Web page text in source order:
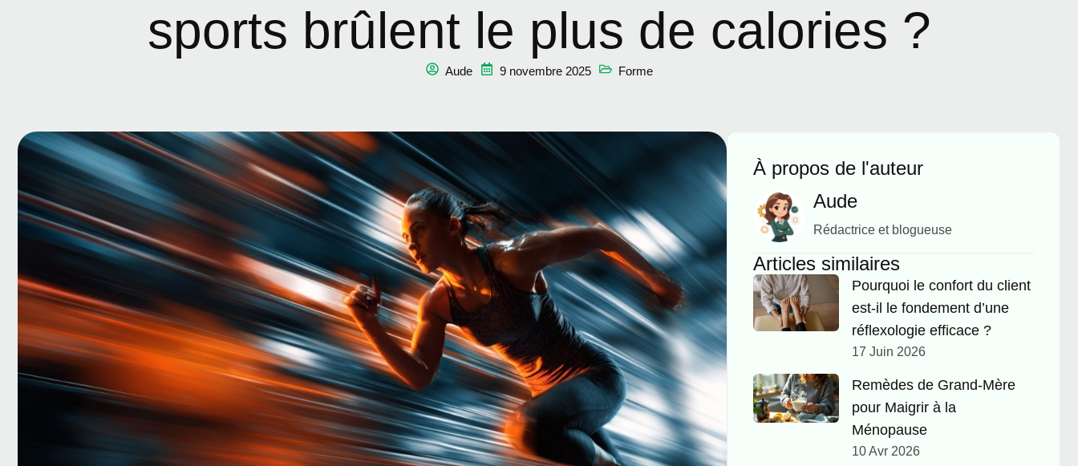
sports brûlent le plus de calories ?
Aude 9 novembre 2025 Forme
À propos de l'auteur
Aude
Rédactrice et blogueuse
Articles similaires
Pourquoi le confort du client
est-il le fondement d’une
réflexologie efficace ?
17 Juin 2026
Remèdes de Grand-Mère
pour Maigrir à la
Ménopause
10 Avr 2026